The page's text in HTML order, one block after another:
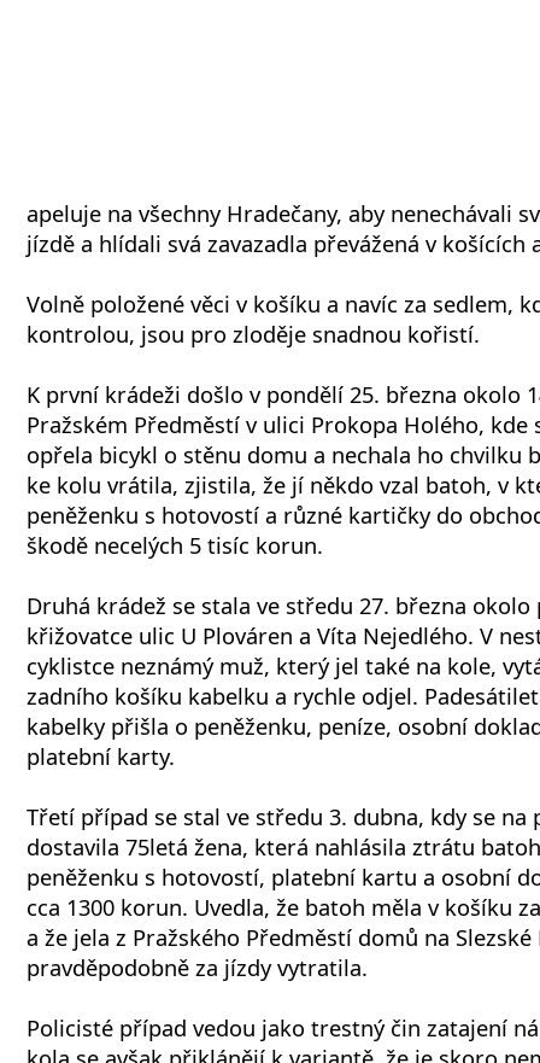
apeluje na všechny Hradečany, aby nenechávali
jízdě a hlídali svá zavazadla převážená v košících
Volně položené věci v košíku a navíc za sedlem,
kontrolou, jsou pro zloděje snadnou kořistí.
K první krádeži došlo v pondělí 25. března okolo
Pražském Předměstí v ulici Prokopa Holého, kde
opřela bicykl o stěnu domu a nechala ho chvilku
ke kolu vrátila, zjistila, že jí někdo vzal batoh, v
peněženku s hotovostí a různé kartičky do
škodě necelých 5 tisíc korun.
Druhá krádež se stala ve středu 27. března
křižovatce ulic U Plováren a Víta Nejedlého. V
cyklistce neznámý muž, který jel také na kole,
zadního košíku kabelku a rychle odjel.
kabelky přišla o peněženku, peníze, osobní
platební karty.
Třetí případ se stal ve středu 3. dubna, kdy se na
dostavila 75letá žena, která nahlásila ztrátu
peněženku s hotovostí, platební kartu a osobní
cca 1300 korun. Uvedla, že batoh měla v košíku
a že jela z Pražského Předměstí domů na
pravděpodobně za jízdy vytratila.
Policisté případ vedou jako trestný čin zatajení